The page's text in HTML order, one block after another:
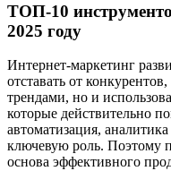
ТОП-10
2025 году
Интернет-маркетинг
отставать от
трендами, но и
которые действительно
автоматизация,
ключевую роль. Поэтому
основа эффективного